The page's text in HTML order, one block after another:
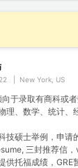
New York, US
于录取有商科或
理、数学、统计、
技硕士举例，申请
三封推荐信
供托福成绩，GRE